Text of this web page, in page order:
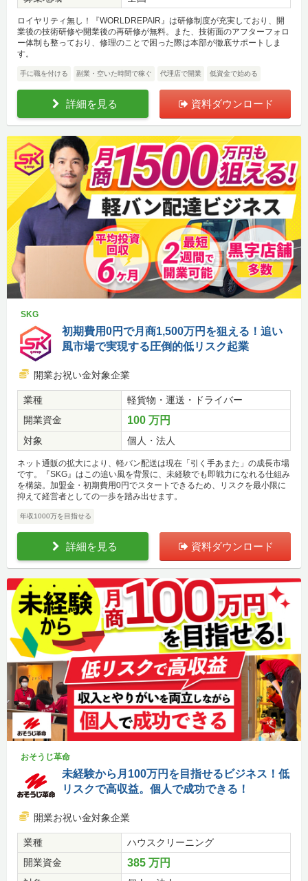
ロイヤリティ無し！『WORLDREPAIR』は研修制度が充実しており、開
業後の技術研修や開業後の再研修が無料。また、技術面のアフターフォロ
ー体制も整っており、修理のことで困った際は本部が徹底サポートしま
す。
手に職を付ける 副業・空いた時間で稼ぐ 代理店で開業 低資金で始める
詳細を見る 資料ダウンロード
SKG
初期費用0円で月商1,500万円を狙える！追い
風市場で実現する圧倒的低リスク起業
開業お祝い金対象企業
業種
軽貨物・運送・ドライバー
開業資金
100 万円
対象 個人・法人
ネット通販の拡大により、軽バン配送は現在「引く手あまた」の成長市場
です。『SKG』はこの追い風を背景に、未経験でも即戦力になれる仕組み
を構築。加盟金・初期費用0円でスタートできるため、リスクを最小限に
抑えて経営者としての一歩を踏み出せます。
年収1000万を目指せる
詳細を見る 資料ダウンロード
おそうじ革命
未経験から月100万円を目指せるビジネス！低
リスクで高収益。個人で成功できる！
開業お祝い金対象企業
業種
ハウスクリーニング
開業資金
385 万円